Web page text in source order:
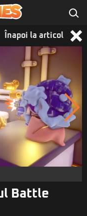
Înapoi la articol
Battle